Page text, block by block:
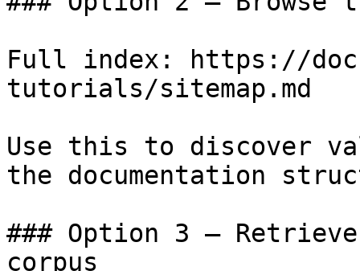
Full index: https://
tutorials/sitemap.md
Use this to discover
the documentation
### Option 3 —
corpus